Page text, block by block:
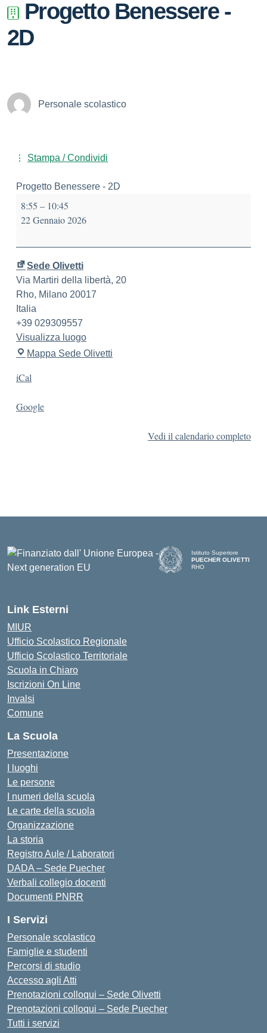
Progetto Benessere -
2D
Personale scolastico
Stampa / Condividi
Progetto Benessere - 2D
8:55 – 10:45
22 Gennaio 2026
Sede Olivetti
Via Martiri della libertà, 20
Rho, Milano 20017
Italia
+39 029309557
Visualizza luogo
Mappa Sede Olivetti
iCal
Google
Vedi il calendario completo
Istituto Superiore
PUECHER OLIVETTI
RHO
Link Esterni
MIUR
Ufficio Scolastico Regionale
Ufficio Scolastico Territoriale
Scuola in Chiaro
Iscrizioni On Line
Invalsi
Comune
La Scuola
Presentazione
I luoghi
Le persone
I numeri della scuola
Le carte della scuola
Organizzazione
La storia
Registro Aule / Laboratori
DADA – Sede Puecher
Verbali collegio docenti
Documenti PNRR
I Servizi
Personale scolastico
Famiglie e studenti
Percorsi di studio
Accesso agli Atti
Prenotazioni colloqui – Sede Olivetti
Prenotazioni colloqui – Sede Puecher
Tutti i servizi